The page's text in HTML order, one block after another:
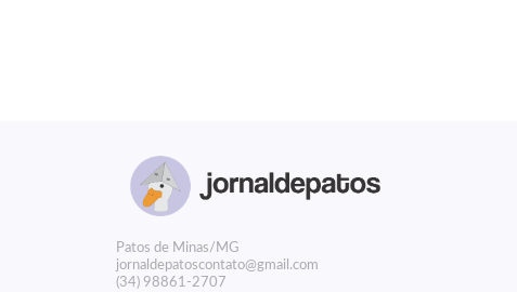
Patos de Minas/MG
jornaldepatoscontato@gmail.com
(34) 98861-2707